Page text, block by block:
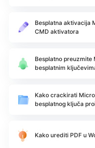
Besplatna aktivacija
CMD aktivatora
Besplatno preuzmite
besplatnim
Kako crackirati
besplatnog ključa
Kako urediti PDF u